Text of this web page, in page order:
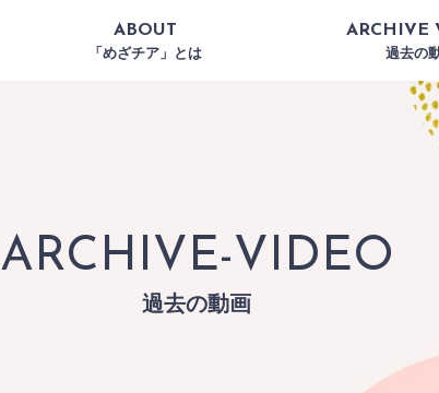
ABOUT
「めざチア」とは
ARCHIVE
過去の
ARCHIVE-VIDEO
過去の動画